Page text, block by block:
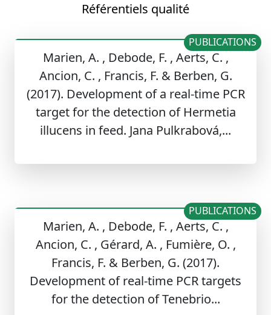
Référentiels qualité
Marien, A. , Debode, F. , Aerts, C. ,
Ancion, C. , Francis, F. & Berben, G.
(2017). Development of a real-time PCR
target for the detection of Hermetia
illucens in feed. Jana Pulkrabová,...
PUBLICATIONS
Marien, A. , Debode, F. , Aerts, C. ,
Ancion, C. , Gérard, A. , Fumière, O. ,
Francis, F. & Berben, G. (2017).
Development of real-time PCR targets
for the detection of Tenebrio...
PUBLICATIONS